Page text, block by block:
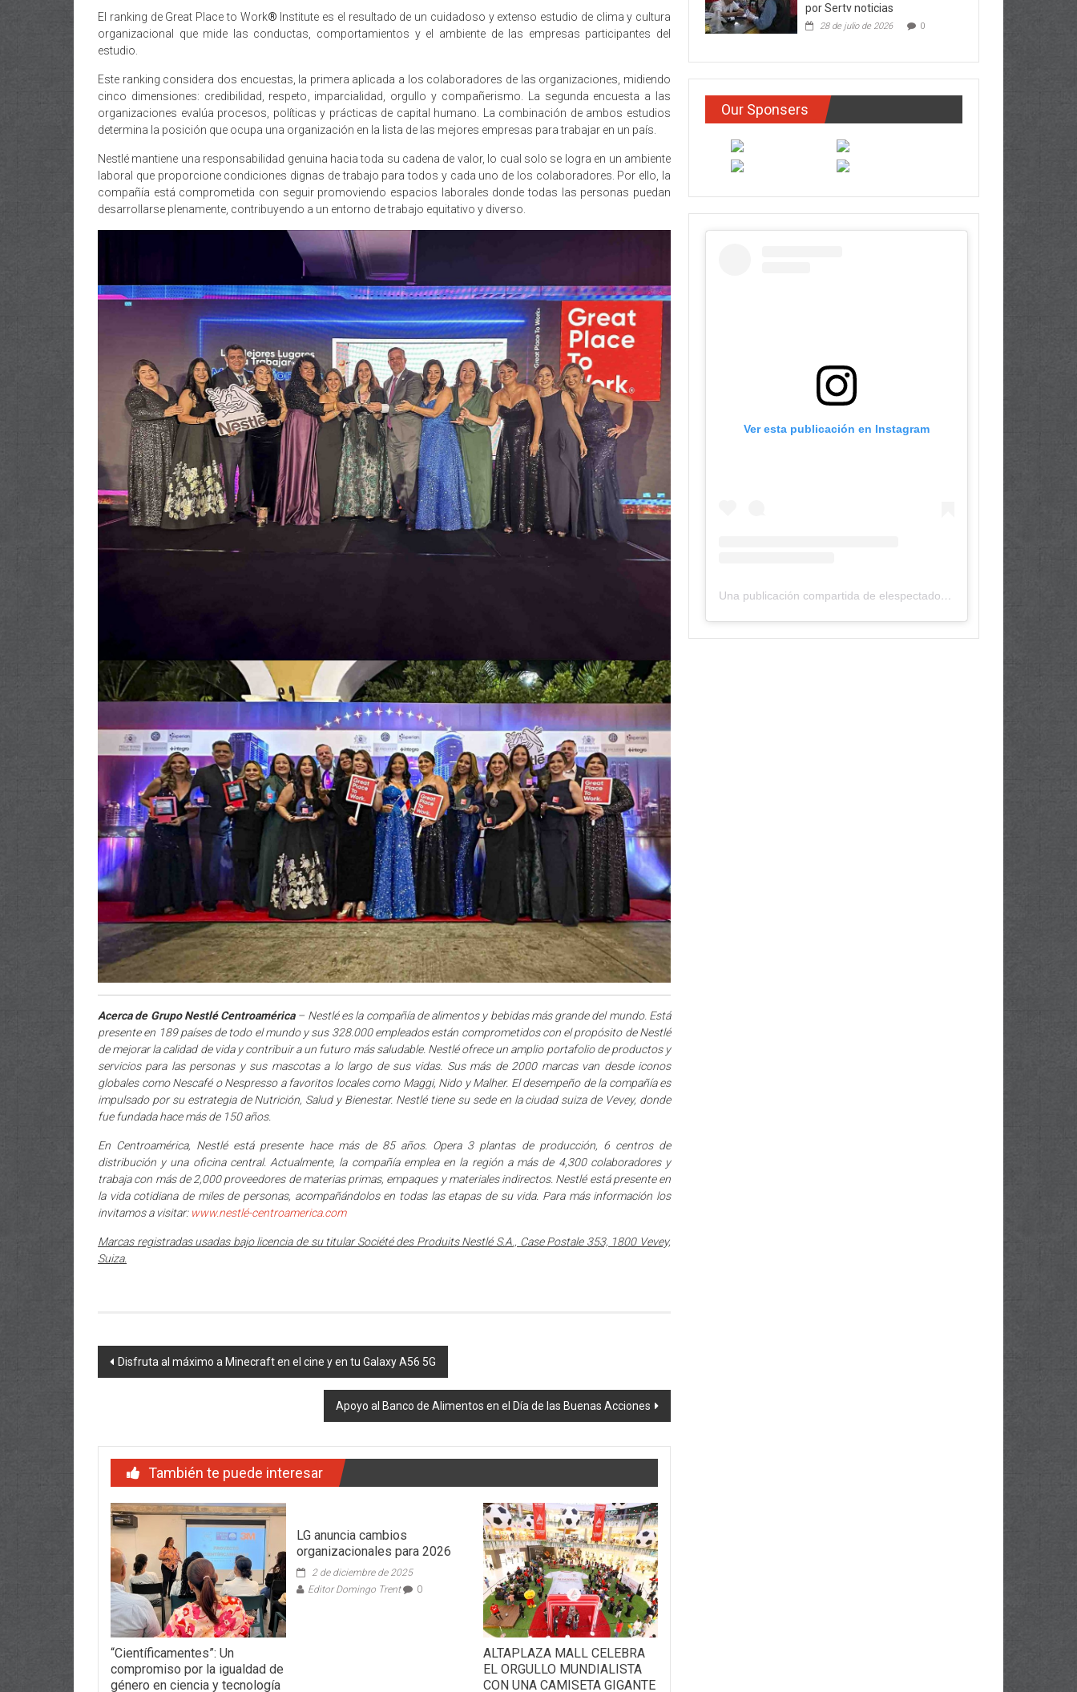
El ranking de Great Place to Work® Institute es el resultado de un cuidadoso y extenso estudio de clima y cultura
organizacional que mide las conductas, comportamientos y el ambiente de las empresas participantes del
estudio.
Este ranking considera dos encuestas, la primera aplicada a los colaboradores de las organizaciones, midiendo
cinco dimensiones: credibilidad, respeto, imparcialidad, orgullo y compañerismo. La segunda encuesta a las
organizaciones evalúa procesos, políticas y prácticas de capital humano. La combinación de ambos estudios
determina la posición que ocupa una organización en la lista de las mejores empresas para trabajar en un país.
Nestlé mantiene una responsabilidad genuina hacia toda su cadena de valor, lo cual solo se logra en un ambiente
laboral que proporcione condiciones dignas de trabajo para todos y cada uno de los colaboradores. Por ello, la
compañía está comprometida con seguir promoviendo espacios laborales donde todas las personas puedan
desarrollarse plenamente, contribuyendo a un entorno de trabajo equitativo y diverso.
Acerca de Grupo Nestlé Centroamérica– Nestlé es la compañía de alimentos y bebidas más grande del mundo. Está
presente en 189 países de todo el mundo y sus 328.000 empleados están comprometidos con el propósito de Nestlé
de mejorar la calidad de vida y contribuir a un futuro más saludable. Nestlé ofrece un amplio portafolio de productos y
servicios para las personas y sus mascotas a lo largo de sus vidas. Sus más de 2000 marcas van desde iconos
globales como Nescafé o Nespresso a favoritos locales como Maggi, Nido y Malher. El desempeño de la compañía es
impulsado por su estrategia de Nutrición, Salud y Bienestar. Nestlé tiene su sede en la ciudad suiza de Vevey, donde
fue fundada hace más de 150 años.
En Centroamérica, Nestlé está presente hace más de 85 años. Opera 3 plantas de producción, 6 centros de
distribución y una oficina central. Actualmente, la compañía emplea en la región a más de 4,300 colaboradores y
trabaja con más de 2,000 proveedores de materias primas, empaques y materiales indirectos. Nestlé está presente en
la vida cotidiana de miles de personas, acompañándolos en todas las etapas de su vida. Para más información los
invitamos a visitar: www.nestlé-centroamerica.com
Marcas registradas usadas bajo licencia de su titular Société des Produits Nestlé S.A., Case Postale 353, 1800 Vevey,
Suiza.
Navegación
Disfruta al máximo a Minecraft en el cine y en tu Galaxy A56 5G
Apoyo al Banco de Alimentos en el Día de las Buenas Acciones
También te puede interesar
“Científicamentes”: Un
compromiso por la igualdad de
género en ciencia y tecnología
LG anuncia cambios
organizacionales para 2026
2 de diciembre de 2025
Editor Domingo Trent
0
ALTAPLAZA MALL CELEBRA
EL ORGULLO MUNDIALISTA
CON UNA CAMISETA GIGANTE
por Sertv noticias
28 de julio de 2026 0
Our Sponsers
Ver esta publicación en Instagram
Una publicación compartida de elespectadordepanama (@elespectadordepanama)